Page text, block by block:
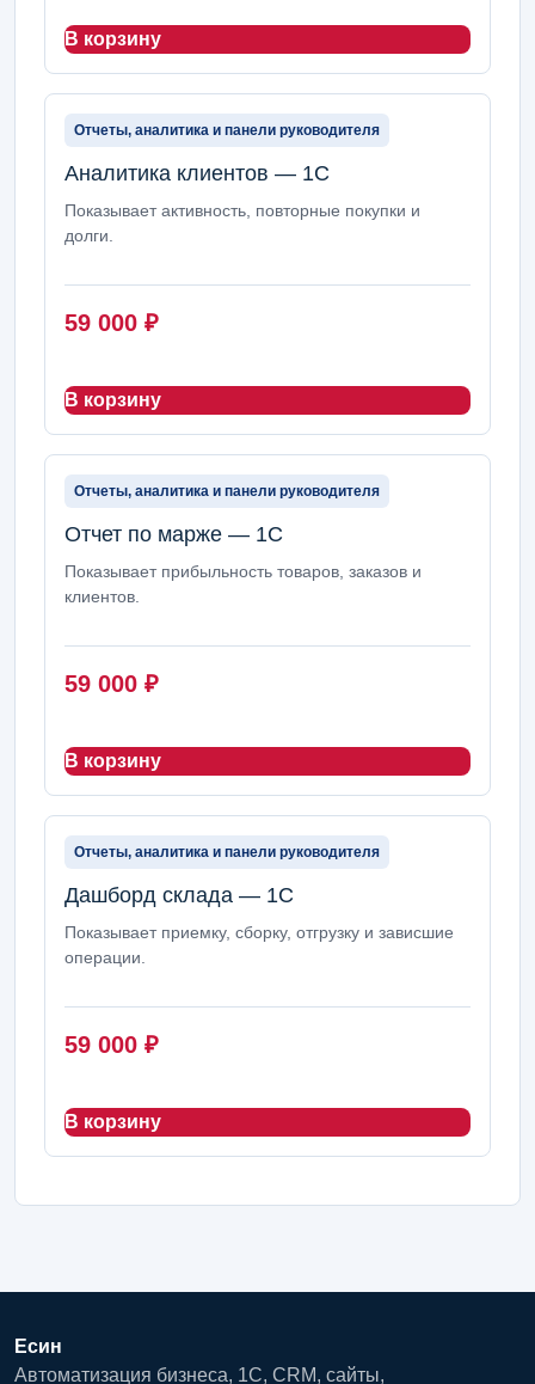
В корзину
Отчеты, аналитика и панели руководителя
Аналитика клиентов — 1С
Показывает активность, повторные покупки и
долги.
59 000 ₽
В корзину
Отчеты, аналитика и панели руководителя
Отчет по марже — 1С
Показывает прибыльность товаров, заказов и
клиентов.
59 000 ₽
В корзину
Отчеты, аналитика и панели руководителя
Дашборд склада — 1С
Показывает приемку, сборку, отгрузку и зависшие
операции.
59 000 ₽
В корзину
Есин
Автоматизация бизнеса, 1С, CRM, сайты,